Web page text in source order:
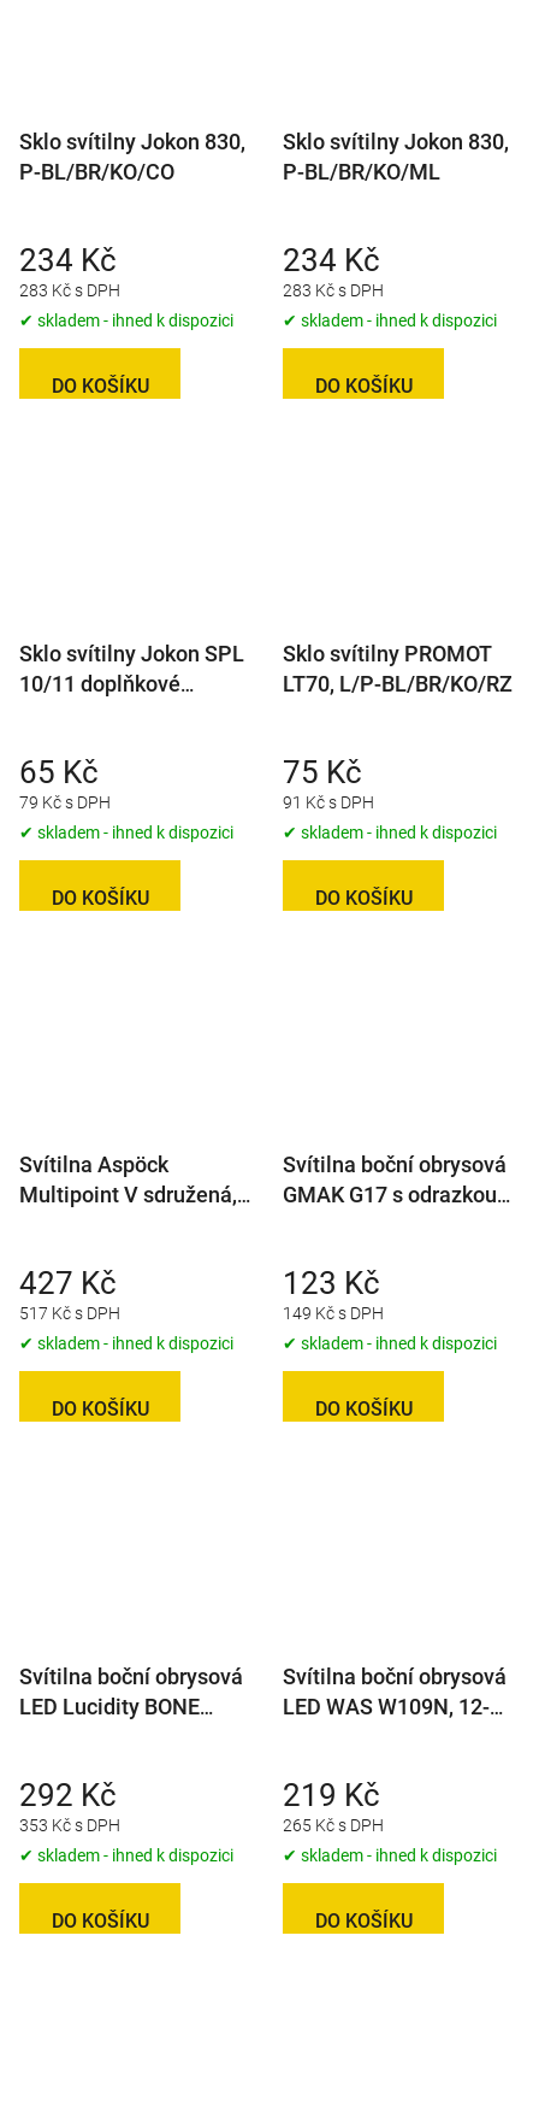
Sklo svítilny Jokon 830,
P-BL/BR/KO/CO
283 Kč s DPH
234 Kč
✔ skladem - ihned k dispozici
DO KOŠÍKU
Sklo svítilny Jokon 830,
P-BL/BR/KO/ML
283 Kč s DPH
234 Kč
✔ skladem - ihned k dispozici
DO KOŠÍKU
Sklo svítilny Jokon SPL
10/11 doplňkové
79 Kč s DPH
65 Kč
✔ skladem - ihned k dispozici
DO KOŠÍKU
Sklo svítilny PROMOT
LT70, L/P-BL/BR/KO/RZ
91 Kč s DPH
75 Kč
✔ skladem - ihned k dispozici
DO KOŠÍKU
Svítilna Aspöck
Multipoint V sdružená,
517 Kč s DPH
427 Kč
✔ skladem - ihned k dispozici
DO KOŠÍKU
Svítilna boční obrysová
GMAK G17 s odrazkou
149 Kč s DPH
123 Kč
✔ skladem - ihned k dispozici
DO KOŠÍKU
Svítilna boční obrysová
LED Lucidity BONE
držáku
353 Kč s DPH
292 Kč
✔ skladem - ihned k dispozici
DO KOŠÍKU
Svítilna boční obrysová
LED WAS W109N, 12-
265 Kč s DPH
219 Kč
✔ skladem - ihned k dispozici
DO KOŠÍKU